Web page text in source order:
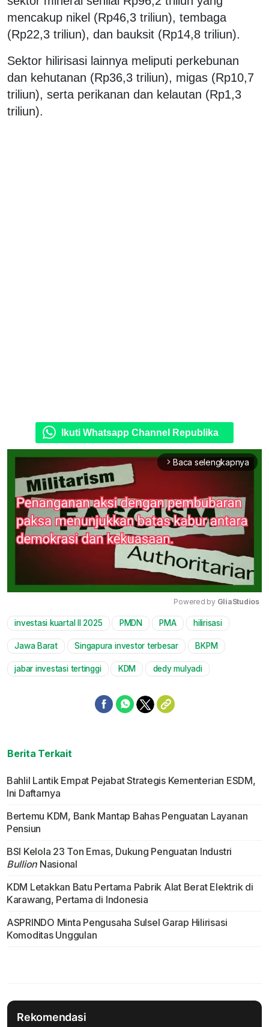
mencakup nikel (Rp46,3 triliun), tembaga
(Rp22,3 triliun), dan bauksit (Rp14,8 triliun).
Sektor hilirisasi lainnya meliputi perkebunan
dan kehutanan (Rp36,3 triliun), migas (Rp10,7
triliun), serta perikanan dan kelautan (Rp1,3
triliun).
Ikuti Whatsapp Channel Republika
arrow_forward_ios Baca selengkapnya
Mute
Powered by GliaStudios
investasi kuartal II 2025 PMDN PMA hilirisasi
Jawa Barat Singapura investor terbesar BKPM
jabar investasi tertinggi KDM dedy mulyadi
Berita Terkait
Bahlil Lantik Empat Pejabat Strategis Kementerian ESDM,
Ini Daftarnya
Bertemu KDM, Bank Mantap Bahas Penguatan Layanan
Pensiun
BSI Kelola 23 Ton Emas, Dukung Penguatan Industri
Bullion Nasional
KDM Letakkan Batu Pertama Pabrik Alat Berat Elektrik di
Karawang, Pertama di Indonesia
ASPRINDO Minta Pengusaha Sulsel Garap Hilirisasi
Komoditas Unggulan
Rekomendasi